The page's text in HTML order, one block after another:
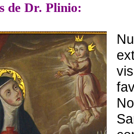
de Dr. Plinio: